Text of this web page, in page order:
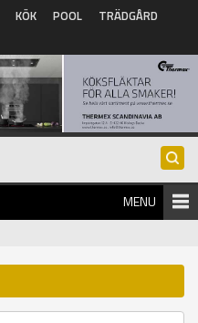
KÖK POOL
TRÄDGÅRD
MENU